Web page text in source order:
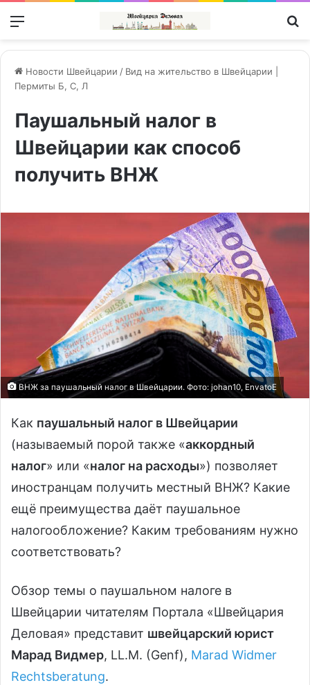
Меню
Новости Швейцарии / Вид на жительство в Швейцарии |
Пермиты Б, С, Л
Паушальный налог в
Швейцарии как способ
получить ВНЖ
ВНЖ за паушальный налог в Швейцарии. Фото: johan10, EnvatoE
Как паушальный налог в Швейцарии
(называемый порой также «аккордный
налог» или «налог на расходы») позволяет
иностранцам получить местный ВНЖ? Какие
ещё преимущества даёт паушальное
налогообложение? Каким требованиям нужно
соответствовать?
Обзор темы о паушальном налоге в
Швейцарии читателям Портала «Швейцария
Деловая» представит швейцарский юрист
Марад Видмер, LL.M. (Genf), Marad Widmer
Rechtsberatung.